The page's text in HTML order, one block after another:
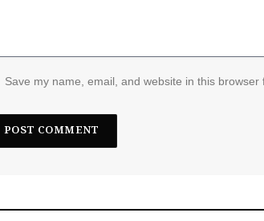
Save my name, email, and website in this browser